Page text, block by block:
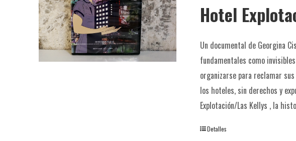
Hotel
Un documental de Georgina
fundamentales como
organizarse para reclamar
los hoteles, sin derechos y
Explotación/Las Kellys , la
Detalles